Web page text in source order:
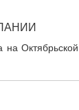
на Октябрьской